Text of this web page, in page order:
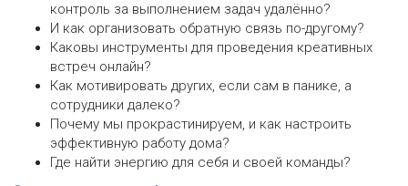
контроль за выполнением задач удалённо?
И как организовать обратную связь по-другому?
Каковы инструменты для проведения креативных
встреч онлайн?
Как мотивировать других, если сам в панике, а
сотрудники далеко?
Почему мы прокрастинируем, и как настроить
эффективную работу дома?
Где найти энергию для себя и своей команды?